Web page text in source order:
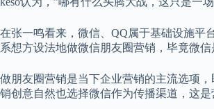
在张一鸣看来，微信、QQ属于基础设施平
系想方设法地做微信朋友圈营销，毕竟微信
做朋友圈营销是当下企业营销的主流选项
销创意自然也选择微信作为传播渠道，这